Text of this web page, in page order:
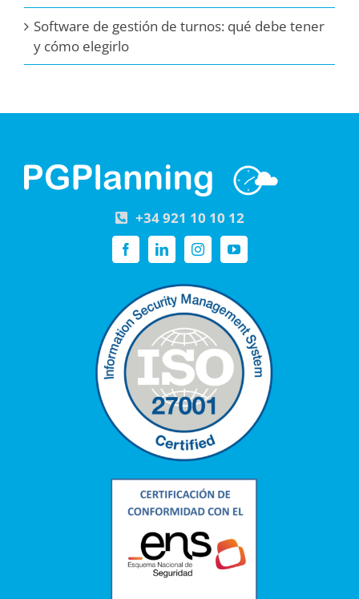
Software de gestión de turnos: qué debe tener
y cómo elegirlo
+34 921 10 10 12